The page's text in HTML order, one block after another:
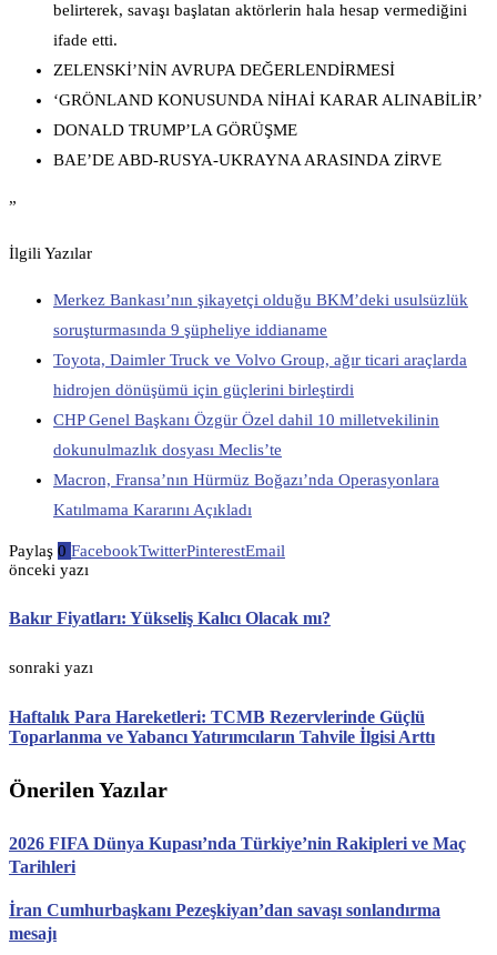
belirterek, savaşı başlatan aktörlerin hala hesap vermediğini
ifade etti.
ZELENSKİ’NİN AVRUPA DEĞERLENDİRMESİ
‘GRÖNLAND KONUSUNDA NİHAİ KARAR ALINABİLİR’
DONALD TRUMP’LA GÖRÜŞME
BAE’DE ABD-RUSYA-UKRAYNA ARASINDA ZİRVE
”
İlgili Yazılar
Merkez Bankası’nın şikayetçi olduğu BKM’deki usulsüzlük
soruşturmasında 9 şüpheliye iddianame
Toyota, Daimler Truck ve Volvo Group, ağır ticari araçlarda
hidrojen dönüşümü için güçlerini birleştirdi
CHP Genel Başkanı Özgür Özel dahil 10 milletvekilinin
dokunulmazlık dosyası Meclis’te
Macron, Fransa’nın Hürmüz Boğazı’nda Operasyonlara
Katılmama Kararını Açıkladı
Paylaş 0 FacebookTwitterPinterestEmail
önceki yazı
Bakır Fiyatları: Yükseliş Kalıcı Olacak mı?
sonraki yazı
Haftalık Para Hareketleri: TCMB Rezervlerinde Güçlü
Toparlanma ve Yabancı Yatırımcıların Tahvile İlgisi Arttı
Önerilen Yazılar
2026 FIFA Dünya Kupası’nda Türkiye’nin Rakipleri ve Maç
Tarihleri
İran Cumhurbaşkanı Pezeşkiyan’dan savaşı sonlandırma
mesajı